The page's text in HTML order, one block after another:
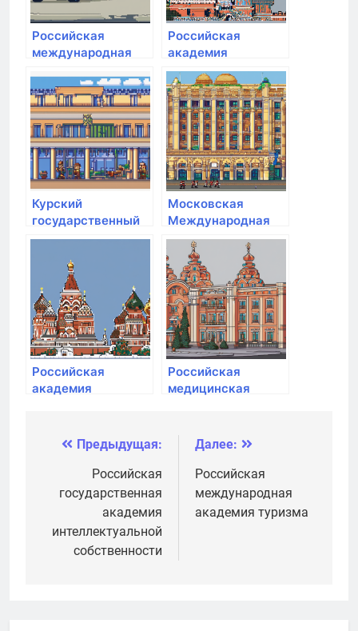
Российская
международная
Российская
академия
народного
хозяйства и
государственной
службы при
Президенте РФ
Курский
государственный
аграрный
И.И. Иванова
Московская
Международная
Академия
Российская
академия
государственной
службы при
Президенте РФ
Российская
медицинская
профессионального
образования
Навигация
записям
Предыдущая:
Российская
государственная
академия
интеллектуальной
собственности
Далее:
Российская
международная
академия туризма